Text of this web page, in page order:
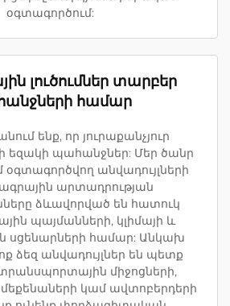
օգտագործում:
լուծումներ տարբեր
համար
ենք, որ յուրաքանչյուր
եզակի պահանջներ: Մեր ծանր
օգտագործվող անվադույլների
արտադրության
ձևավորված են հատուկ
պայմանների, կլիմայի և
սցենարների համար: Անկախ
ձեզ անվադույլներ են պետք
միջոցների,
կամ ավտոբերդերի